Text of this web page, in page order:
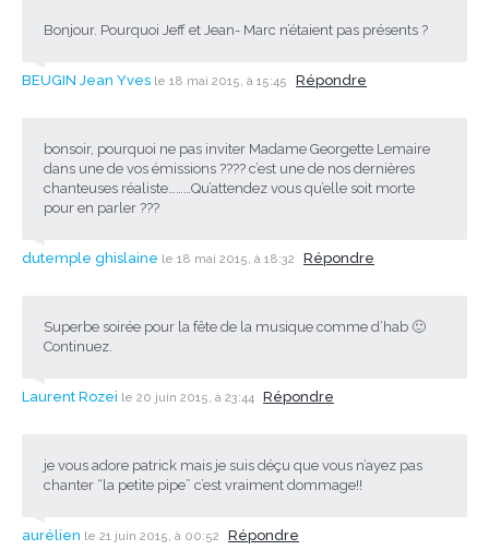
Bonjour. Pourquoi Jeff et Jean- Marc n’étaient pas présents ?
BEUGIN Jean Yves le 18 mai 2015, à 15:45 Répondre
bonsoir, pourquoi ne pas inviter Madame Georgette Lemaire
dans une de vos émissions ???? c’est une de nos dernières
chanteuses réaliste………Qu’attendez vous qu’elle soit morte
pour en parler ???
dutemple ghislaine le 18 mai 2015, à 18:32 Répondre
Superbe soirée pour la fête de la musique comme d’hab 🙂
Continuez.
Laurent Rozei le 20 juin 2015, à 23:44 Répondre
je vous adore patrick mais je suis déçu que vous n’ayez pas
chanter “la petite pipe” c’est vraiment dommage!!
aurélien le 21 juin 2015, à 00:52 Répondre